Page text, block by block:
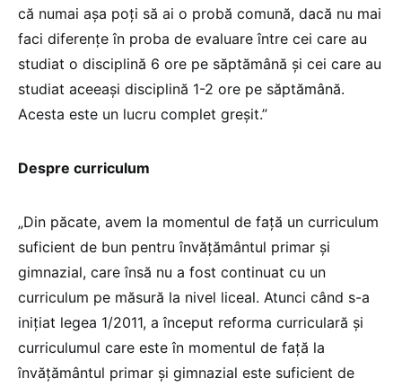
că numai așa poți să ai o probă comună, dacă nu mai
faci diferențe în proba de evaluare între cei care au
studiat o disciplină 6 ore pe săptămână și cei care au
studiat aceeași disciplină 1-2 ore pe săptămână.
Acesta este un lucru complet greșit.”
Despre curriculum
„Din păcate, avem la momentul de față un curriculum
suficient de bun pentru învățământul primar și
gimnazial, care însă nu a fost continuat cu un
curriculum pe măsură la nivel liceal. Atunci când s-a
inițiat legea 1/2011, a început reforma curriculară și
curriculumul care este în momentul de față la
învățământul primar și gimnazial este suficient de